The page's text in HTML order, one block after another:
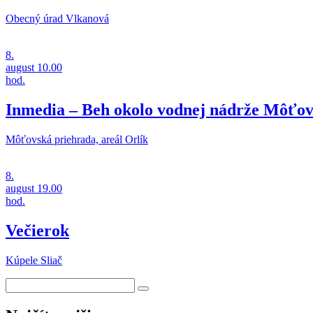
Obecný úrad Vlkanová
8.
august 10.00
hod.
Inmedia – Beh okolo vodnej nádrže
Môťovská priehrada, areál Orlík
8.
august 19.00
hod.
Večierok
Kúpele Sliač